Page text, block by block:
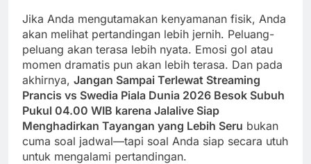
Jika Anda mengutamakan kenyamanan fisik, Anda
akan melihat pertandingan lebih jernih. Peluang-
peluang akan terasa lebih nyata. Emosi gol atau
momen dramatis pun akan lebih terasa. Dan pada
akhirnya, Jangan Sampai Terlewat Streaming
Prancis vs Swedia Piala Dunia 2026 Besok Subuh
Pukul 04.00 WIB karena Jalalive Siap
Menghadirkan Tayangan yang Lebih Seru bukan
cuma soal jadwal—tapi soal Anda siap secara utuh
untuk mengalami pertandingan.